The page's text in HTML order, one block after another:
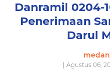
Danramil 0204-
Penerimaan
Darul
| Agustus 06,